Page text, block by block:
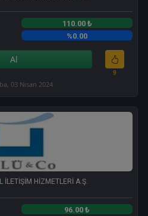
110.00 ₺
%0.00
Al
9
03 Nisan 2024
İLETİŞİM HİZMETLERİ A.Ş.
96.00 ₺